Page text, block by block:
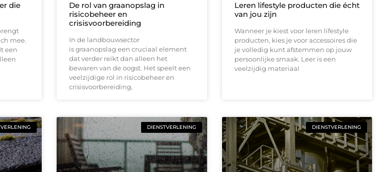
die
mee.
een
De rol van graanopslag in
risicobeheer en
crisisvoorbereiding
In de landbouwsector
is graanopslag een cruciaal element
dat verder reikt dan alleen het
bewaren van de oogst. Het speelt een
veelzijdige rol in risicobeheer en
crisisvoorbereiding,
Leren lifestyle producten die écht
van jou zijn
Wanneer je kiest voor leren lifestyle
producten, kies je voor accessoires die
je volledig kunt afstemmen op jouw
persoonlijke smaak. Leer is een
veelzijdig materiaal
DIENSTVERLENING DIENSTVERLENING